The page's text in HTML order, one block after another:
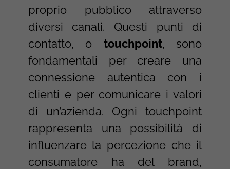
proprio pubblico attraverso
diversi canali. Questi punti di
contatto, o touchpoint, sono
fondamentali per creare una
connessione autentica con i
clienti e per comunicare i valori
di un’azienda. Ogni touchpoint
rappresenta una possibilità di
influenzare la percezione che il
consumatore ha del brand,